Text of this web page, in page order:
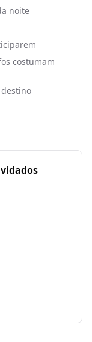
noite
costumam